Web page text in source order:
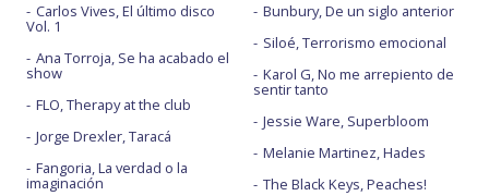
Carlos Vives, El último disco
Vol. 1
Ana Torroja, Se ha acabado el
show
FLO, Therapy at the club
Jorge Drexler, Taracá
Fangoria, La verdad o la
imaginación
Bunbury, De un siglo anterior
Siloé, Terrorismo emocional
Karol G, No me arrepiento de
sentir tanto
Jessie Ware, Superbloom
Melanie Martinez, Hades
The Black Keys, Peaches!